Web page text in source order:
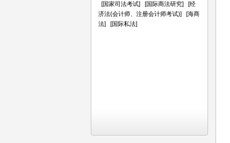
[国家司法考试] [国际商法研究] [经
济法(会计师、注册会计师考试)] [海商
法] [国际私法]